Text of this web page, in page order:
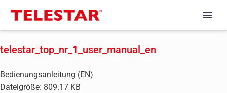
telestar_top_nr_1_user_manual_en
Bedienungsanleitung (EN)
Dateigröße: 809.17 KB